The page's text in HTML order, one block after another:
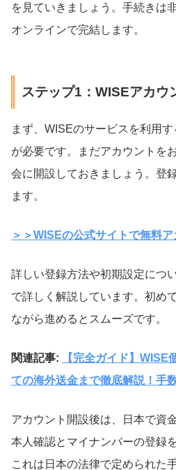
を見ていきましょう。手続きは
オンラインで完結します。
ステップ1：WISEアカウ
まず、WISEのサービスを利用
が必要です。まだアカウントを
会に開設しておきましょう。登
ます。
＞＞WISEの公式サイトで無料
詳しい登録方法や初期設定につ
で詳しく解説しています。初め
ながら進めるとスムーズです。
関連記事:
【完全ガイド】WISE
ての海外送金まで徹底解説！手
アカウント開設後は、日本で資
本人確認とマイナンバーの登録
これは日本の法律で定められた